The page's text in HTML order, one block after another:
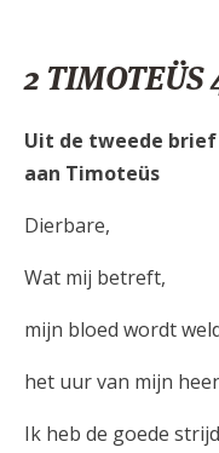
2 TIMOTEÜS
Uit de tweede
aan Timoteüs
Dierbare,
Wat mij betreft,
mijn bloed wordt
het uur van mijn
Ik heb de goede